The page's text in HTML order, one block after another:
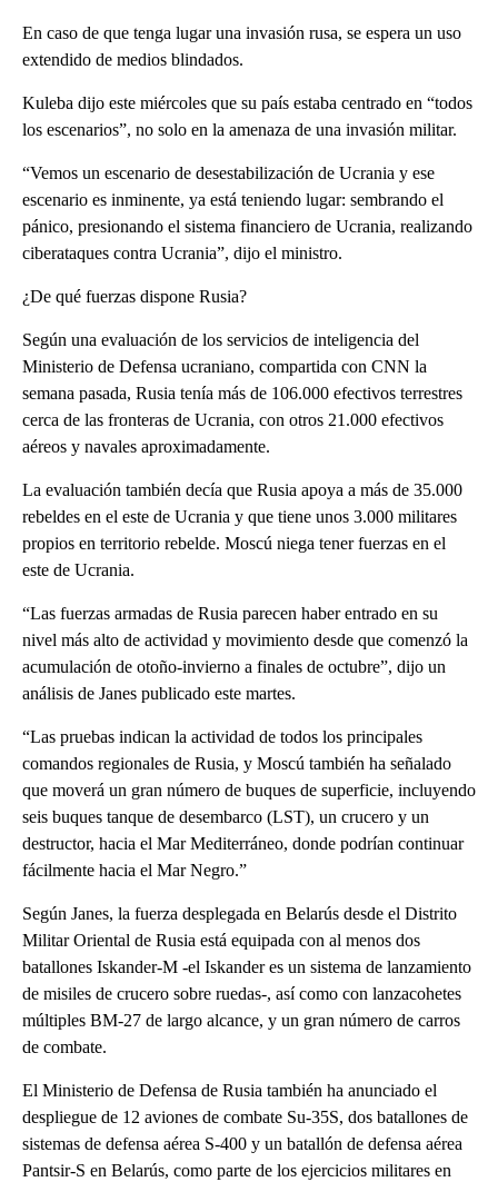
En caso de que tenga lugar una invasión rusa, se espera un uso
extendido de medios blindados.
Kuleba dijo este miércoles que su país estaba centrado en “todos
los escenarios”, no solo en la amenaza de una invasión militar.
“Vemos un escenario de desestabilización de Ucrania y ese
escenario es inminente, ya está teniendo lugar: sembrando el
pánico, presionando el sistema financiero de Ucrania, realizando
ciberataques contra Ucrania”, dijo el ministro.
¿De qué fuerzas dispone Rusia?
Según una evaluación de los servicios de inteligencia del
Ministerio de Defensa ucraniano, compartida con CNN la
semana pasada, Rusia tenía más de 106.000 efectivos terrestres
cerca de las fronteras de Ucrania, con otros 21.000 efectivos
aéreos y navales aproximadamente.
La evaluación también decía que Rusia apoya a más de 35.000
rebeldes en el este de Ucrania y que tiene unos 3.000 militares
propios en territorio rebelde. Moscú niega tener fuerzas en el
este de Ucrania.
“Las fuerzas armadas de Rusia parecen haber entrado en su
nivel más alto de actividad y movimiento desde que comenzó la
acumulación de otoño-invierno a finales de octubre”, dijo un
análisis de Janes publicado este martes.
“Las pruebas indican la actividad de todos los principales
comandos regionales de Rusia, y Moscú también ha señalado
que moverá un gran número de buques de superficie, incluyendo
seis buques tanque de desembarco (LST), un crucero y un
destructor, hacia el Mar Mediterráneo, donde podrían continuar
fácilmente hacia el Mar Negro.”
Según Janes, la fuerza desplegada en Belarús desde el Distrito
Militar Oriental de Rusia está equipada con al menos dos
batallones Iskander-M -el Iskander es un sistema de lanzamiento
de misiles de crucero sobre ruedas-, así como con lanzacohetes
múltiples BM-27 de largo alcance, y un gran número de carros
de combate.
El Ministerio de Defensa de Rusia también ha anunciado el
despliegue de 12 aviones de combate Su-35S, dos batallones de
sistemas de defensa aérea S-400 y un batallón de defensa aérea
Pantsir-S en Belarús, como parte de los ejercicios militares en